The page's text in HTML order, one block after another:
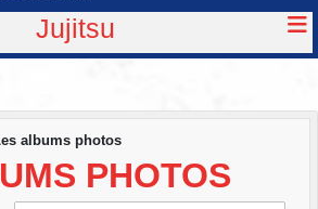
Jujitsu
albums photos
PHOTOS